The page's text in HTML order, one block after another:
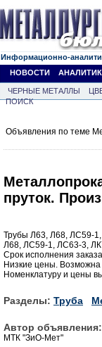
Информационно-
НОВОСТИ
ЧЕРНЫЕ МЕТАЛЛЫ
ПОИСК
Объявления по теме
пруток.
Трубы Л63, Л68, ЛС59-
Л68, ЛС59-1, ЛС63-3,
Срок исполнения
Низкие цены. Возможна
Номенклатуру и цены
Разделы: Труба
Автор объявления:
МТК "ЗиО-Мет"